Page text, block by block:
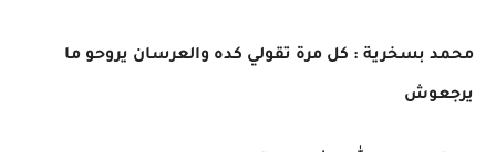
محمد بسخرية : كل مرة تقولي كده والعرسان يروحو ما
يرجعوش